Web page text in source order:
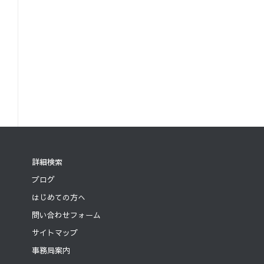
詳細検索
ブログ
はじめての方へ
問い合わせフォーム
サイトマップ
事務局案内